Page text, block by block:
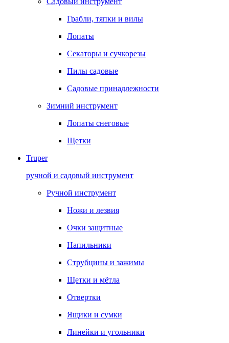
Грабли, тяпки и вилы
Лопаты
Секаторы и сучкорезы
Пилы садовые
Садовые принадлежности
Зимний инструмент
Лопаты снеговые
Щетки
Truper
ручной и садовый инструмент
Ручной инструмент
Ножи и лезвия
Очки защитные
Напильники
Струбцины и зажимы
Щетки и мётла
Отвертки
Ящики и сумки
Линейки и угольники